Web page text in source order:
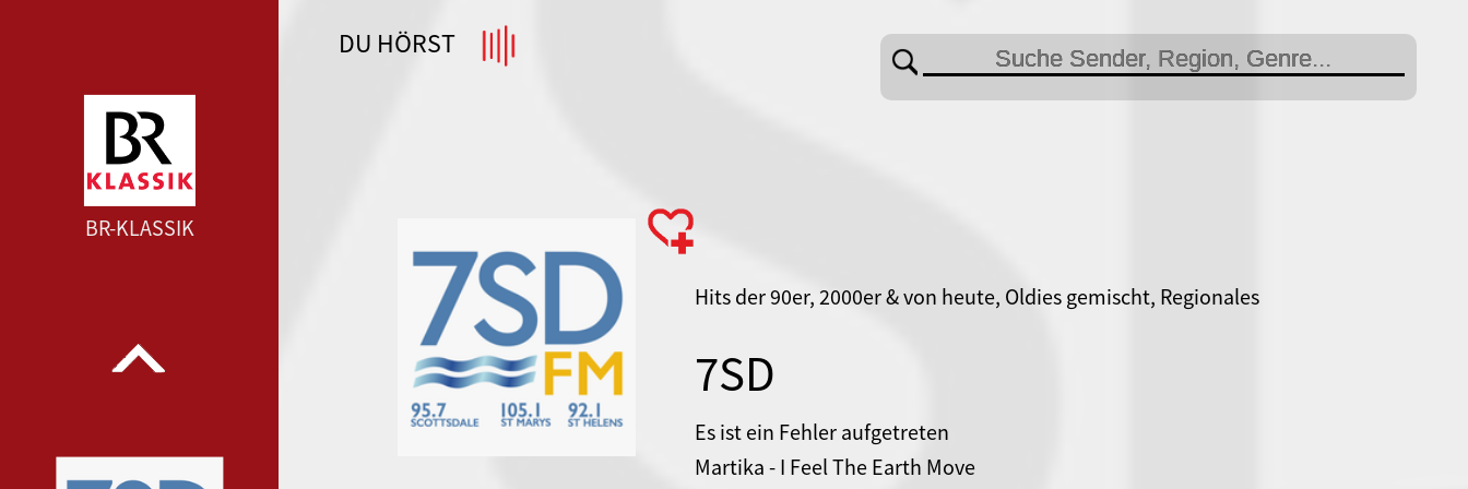
WDR 4 --- WDR 4 ---
BR-KLASSIK
DU HÖRST
Hits der 90er, 2000er & von heute, Oldies gemischt, Regionales
7SD
Es ist ein Fehler aufgetreten
Martika - I Feel The Earth Move